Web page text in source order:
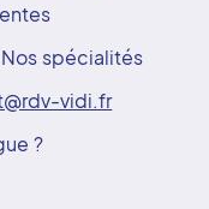
Nos spécialités
vidi.fr
?